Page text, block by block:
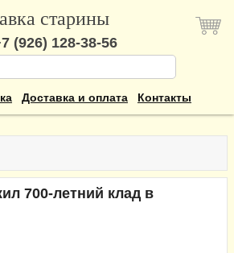
старины
(926) 128-38-56
Доставка и оплата Контакты
700-летний клад в